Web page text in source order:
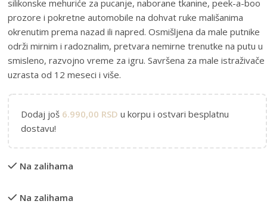
silikonske mehuriće za pucanje, naborane tkanine, peek-a-boo
prozore i pokretne automobile na dohvat ruke mališanima
okrenutim prema nazad ili napred. Osmišljena da male putnike
održi mirnim i radoznalim, pretvara nemirne trenutke na putu u
smisleno, razvojno vreme za igru. Savršena za male istraživače
uzrasta od 12 meseci i više.
Dodaj još 6.990,00 RSD u korpu i ostvari besplatnu
dostavu!
Na zalihama
Na zalihama